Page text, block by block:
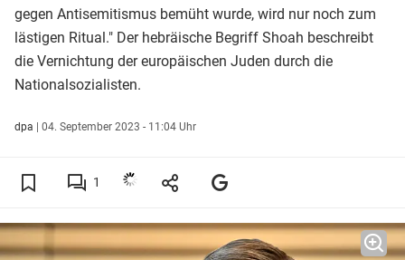
gegen Antisemitismus bemüht wurde, wird nur noch zum
lästigen Ritual." Der hebräische Begriff Shoah beschreibt
die Vernichtung der europäischen Juden durch die
Nationalsozialisten.
dpa | 04. September 2023 - 11:04 Uhr
1